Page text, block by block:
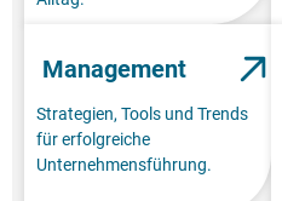
Management
Strategien, Tools und Trends
für erfolgreiche
Unternehmensführung.